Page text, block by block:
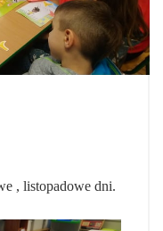
, listopadowe dni.